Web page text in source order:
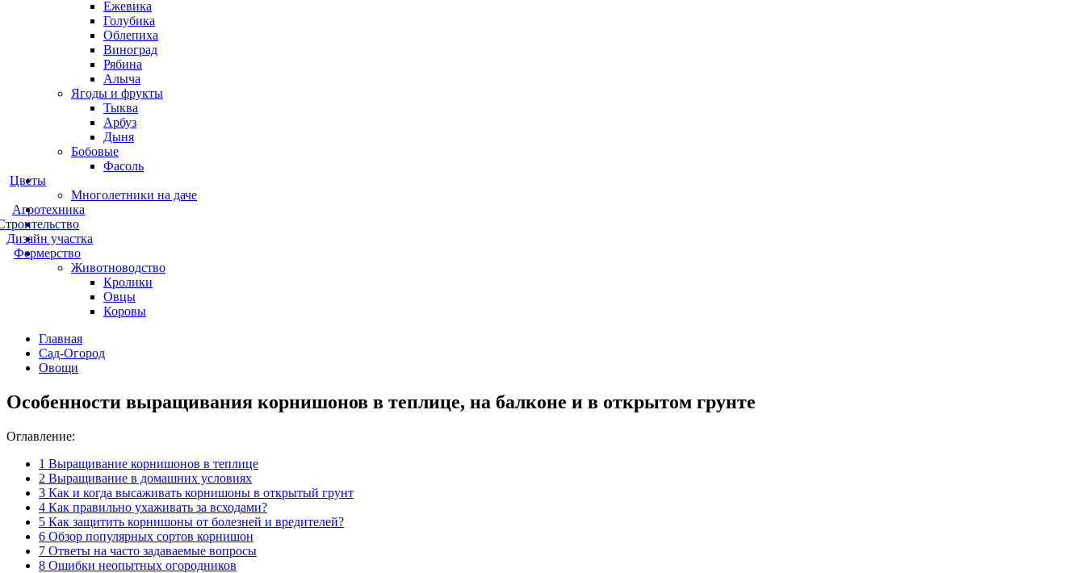
Ежевика
Голубика
Облепиха
Виноград
Рябина
Алыча
Ягоды и фрукты
Тыква
Арбуз
Дыня
Бобовые
Фасоль
Цветы
Многолетники на даче
Агротехника
Дизайн участка
Фермерство
Животноводство
Кролики
Овцы
Коровы
Главная
Сад-Огород
Овощи
Особенности выращивания корнишонов в теплице, на балконе и в открытом грунте
Оглавление:
1 Выращивание корнишонов в теплице
2 Выращивание в домашних условиях
3 Как и когда высаживать корнишоны в открытый грунт
4 Как правильно ухаживать за всходами?
5 Как защитить корнишоны от болезней и вредителей?
6 Обзор популярных сортов корнишон
7 Ответы на часто задаваемые вопросы
8 Ошибки неопытных огородников